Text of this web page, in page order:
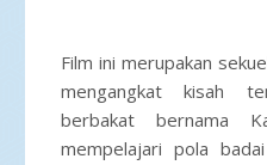
Film ini merupakan
mengangkat kisah
berbakat bernama
mempelajari pola